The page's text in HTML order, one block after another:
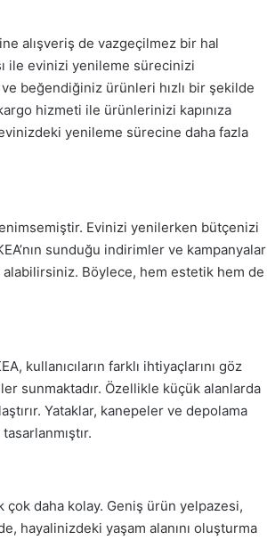
alışveriş de vazgeçilmez bir hal
ile evinizi yenileme sürecinizi
beğendiğiniz ürünleri hızlı bir şekilde
hizmeti ile ürünlerinizi kapınıza
yenileme sürecine daha fazla
Evinizi yenilerken bütçenizi
sunduğu indirimler ve kampanyalar
Böylece, hem estetik hem de
kullanıcıların farklı ihtiyaçlarını göz
sunmaktadır. Özellikle küçük alanlarda
Yataklar, kanepeler ve depolama
çok daha kolay. Geniş ürün yelpazesi,
hayalinizdeki yaşam alanını oluşturma